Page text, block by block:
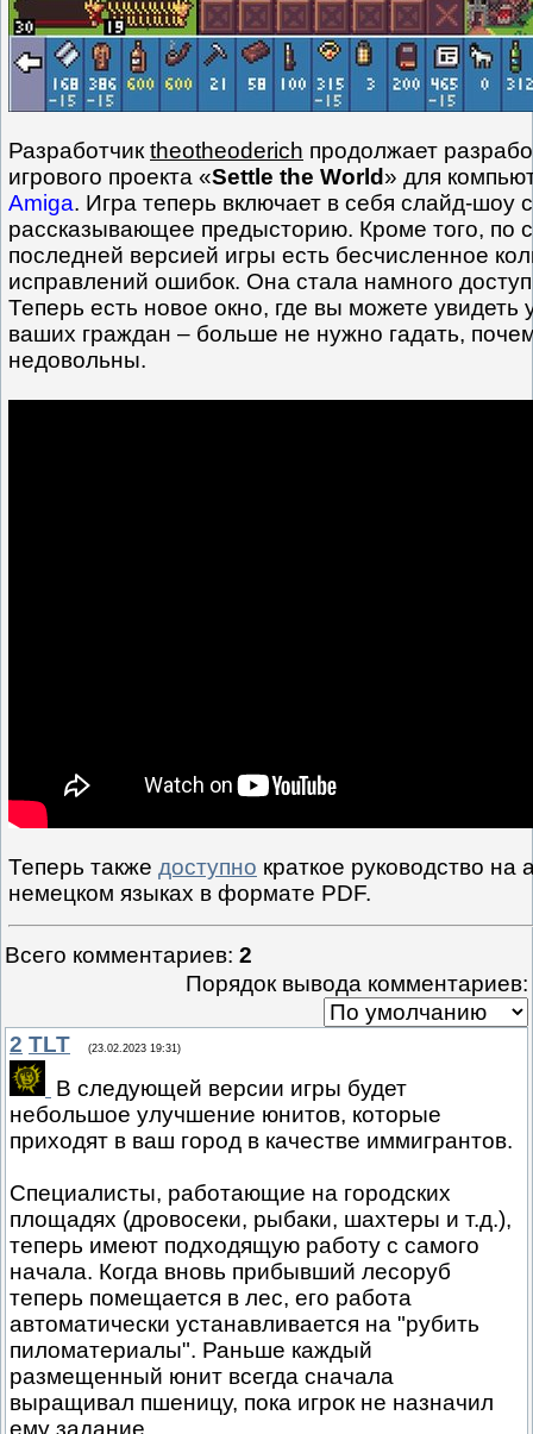
Разработчикtheotheoderich продолжает
игрового проекта «Settle the World» для
Amiga. Игра теперь включает в себя слайд-шоу
рассказывающее предысторию. Кроме того, по
последней версией игры есть бесчисленное
исправлений ошибок. Она стала намного
Теперь есть новое окно, где вы можете увидеть
ваших граждан – больше не нужно гадать,
недовольны.
Теперь также доступно краткое руководство на
немецком языках в формате PDF.
Всего комментариев: 2
Порядок вывода комментариев:
2 TLT (23.02.2023 19:31)
В следующей версии игры будет
небольшое улучшение юнитов, которые
приходят в ваш город в качестве иммигрантов.
Специалисты, работающие на городских
площадях (дровосеки, рыбаки, шахтеры и т.д.),
теперь имеют подходящую работу с самого
начала. Когда вновь прибывший лесоруб
теперь помещается в лес, его работа
автоматически устанавливается на "рубить
пиломатериалы". Раньше каждый
размещенный юнит всегда сначала
выращивал пшеницу, пока игрок не назначил
ему задание.